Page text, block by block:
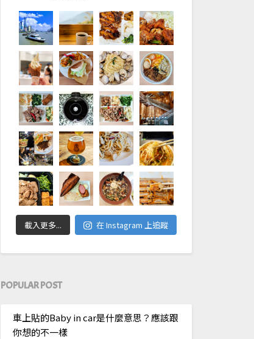
載入更多... 在 Instagram 上追蹤
POPULAR POST
車上貼的Baby in car是什麼意思？應該跟
你想的不一樣